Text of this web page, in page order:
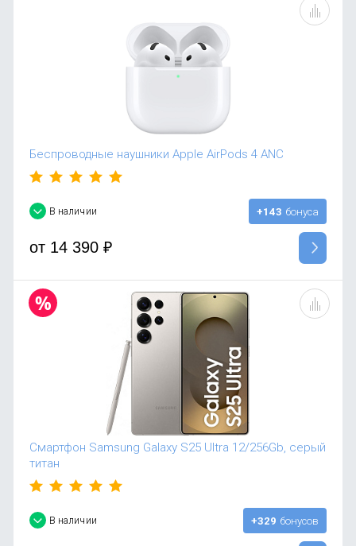
Беспроводные наушники Apple AirPods 4 ANC
В наличии +143 бонуса
от14 390 ₽
Смартфон Samsung Galaxy S25 Ultra 12/256Gb, серый
титан
В наличии +329 бонусов